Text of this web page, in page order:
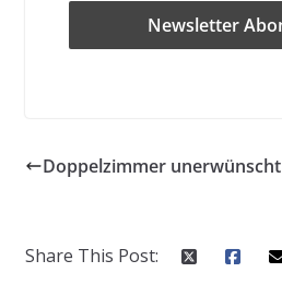
Doppelzimmer unerwünscht
Share This Post: